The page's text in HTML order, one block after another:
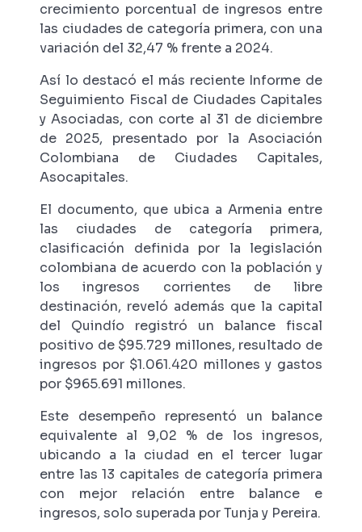
crecimiento porcentual de ingresos entre
las ciudades de categoría primera, con una
variación del 32,47 % frente a 2024.
Así lo destacó el más reciente Informe de
Seguimiento Fiscal de Ciudades Capitales
y Asociadas, con corte al 31 de diciembre
de 2025, presentado por la Asociación
Colombiana de Ciudades Capitales,
Asocapitales.
El documento, que ubica a Armenia entre
las ciudades de categoría primera,
clasificación definida por la legislación
colombiana de acuerdo con la población y
los ingresos corrientes de libre
destinación, reveló además que la capital
del Quindío registró un balance fiscal
positivo de $95.729 millones, resultado de
ingresos por $1.061.420 millones y gastos
por $965.691 millones.
Este desempeño representó un balance
equivalente al 9,02 % de los ingresos,
ubicando a la ciudad en el tercer lugar
entre las 13 capitales de categoría primera
con mejor relación entre balance e
ingresos, solo superada por Tunja y Pereira.